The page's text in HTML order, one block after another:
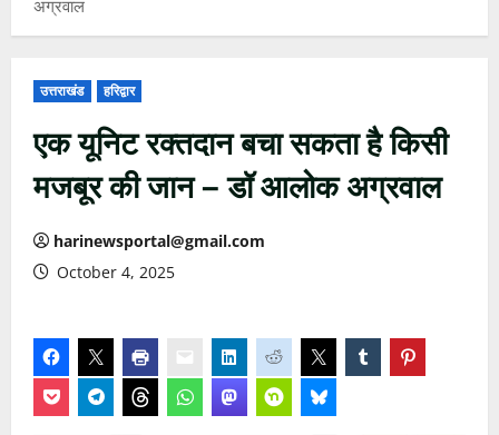
अग्रवाल
उत्तराखंड हरिद्वार
एक यूनिट रक्तदान बचा सकता है किसी
मजबूर की जान – डॉ आलोक अग्रवाल
harinewsportal@gmail.com
October 4, 2025